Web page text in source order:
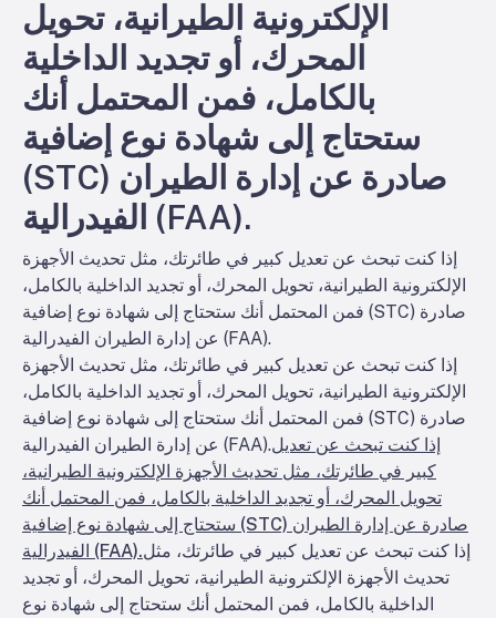
الإلكترونية الطيرانية، تحويل
المحرك، أو تجديد الداخلية
بالكامل، فمن المحتمل أنك
ستحتاج إلى شهادة نوع إضافية
(STC) صادرة عن إدارة الطيران
الفيدرالية (FAA).
إذا كنت تبحث عن تعديل كبير في طائرتك، مثل تحديث الأجهزة
الإلكترونية الطيرانية، تحويل المحرك، أو تجديد الداخلية بالكامل،
فمن المحتمل أنك ستحتاج إلى شهادة نوع إضافية (STC) صادرة
عن إدارة الطيران الفيدرالية (FAA).
إذا كنت تبحث عن تعديل كبير في طائرتك، مثل تحديث الأجهزة
الإلكترونية الطيرانية، تحويل المحرك، أو تجديد الداخلية بالكامل،
فمن المحتمل أنك ستحتاج إلى شهادة نوع إضافية (STC) صادرة
عن إدارة الطيران الفيدرالية (FAA).إذا كنت تبحث عن تعديل
كبير في طائرتك، مثل تحديث الأجهزة الإلكترونية الطيرانية،
تحويل المحرك، أو تجديد الداخلية بالكامل، فمن المحتمل أنك
ستحتاج إلى شهادة نوع إضافية (STC) صادرة عن إدارة الطيران
الفيدرالية (FAA).إذا كنت تبحث عن تعديل كبير في طائرتك، مثل
تحديث الأجهزة الإلكترونية الطيرانية، تحويل المحرك، أو تجديد
الداخلية بالكامل، فمن المحتمل أنك ستحتاج إلى شهادة نوع